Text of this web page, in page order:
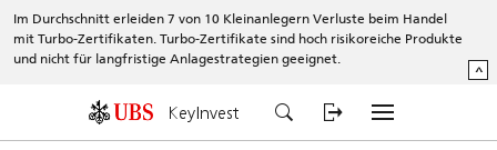
Im Durchschnitt erleiden 7 von 10 Kleinanlegern Verluste beim Handel
mit Turbo-Zertifikaten. Turbo-Zertifikate sind hoch risikoreiche Produkte
und nicht für langfristige Anlagestrategien geeignet.
^
KeyInvest